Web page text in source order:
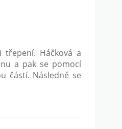
Háčková a
a pak se pomocí
částí. Následně se